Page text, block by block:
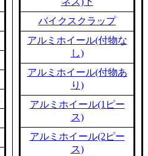
バイクスクラップ
アルミホイール(付物な
し)
アルミホイール(付物あ
り)
アルミホイール(1ピー
ス)
アルミホイール(2ピー
ス)